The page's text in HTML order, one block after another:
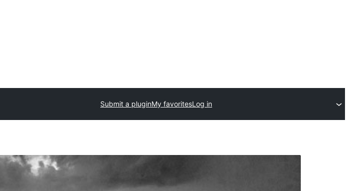
Submit a pluginMy favoritesLog in